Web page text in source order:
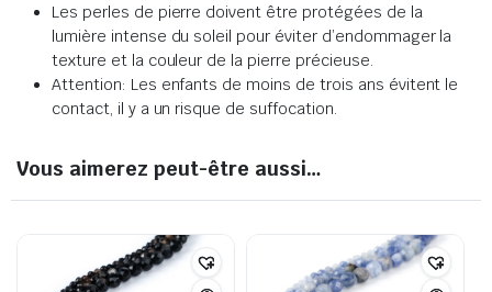
Les perles de pierre doivent être protégées de la
lumière intense du soleil pour éviter d’endommager la
texture et la couleur de la pierre précieuse.
Attention: Les enfants de moins de trois ans évitent le
contact, il y a un risque de suffocation.
Vous aimerez peut-être aussi…